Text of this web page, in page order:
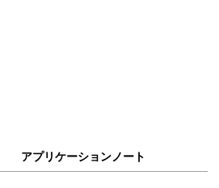
アプリケーションノート